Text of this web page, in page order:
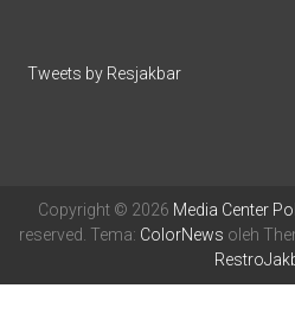
Tweets by Resjakbar
Copyright © 2026 Media Center
reserved. Tema: ColorNews oleh